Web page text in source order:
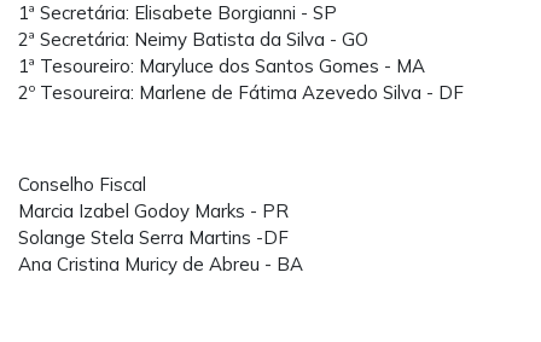
1ª Secretária: Elisabete Borgianni - SP
2ª Secretária: Neimy Batista da Silva - GO
1ª Tesoureiro: Maryluce dos Santos Gomes - MA
2º Tesoureira: Marlene de Fátima Azevedo Silva - DF
Conselho Fiscal
Marcia Izabel Godoy Marks - PR
Solange Stela Serra Martins -DF
Ana Cristina Muricy de Abreu - BA